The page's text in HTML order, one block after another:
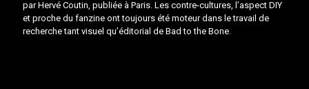
par Hervé Coutin, publiée à Paris. Les contre-cultures, l’aspect DIY
et proche du fanzine ont toujours été moteur dans le travail de
recherche tant visuel qu’éditorial de Bad to the Bone.